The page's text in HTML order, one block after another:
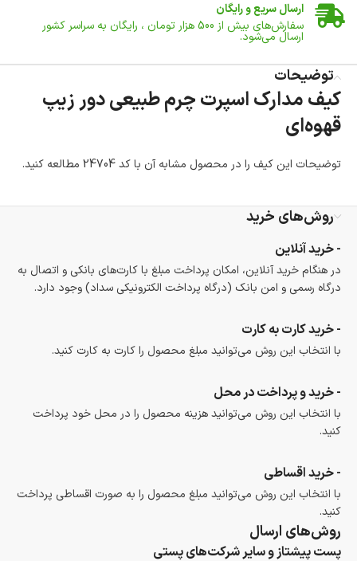
ارسال سریع و رایگان
سفارش‌های بیش از 500 هزار تومان ، رایگان به سراسر کشور
ارسال می‌شود.
تا 14 روز پس از تحویل کالا می‌توانید آن را برگشت دهید.
امکان پرداخت در محل
در هنگام خرید محصول، امکان انتخاب پرداخت در محل
وجود دارد.
خرید اقساطی با شرایط آسان و بدون ضامن امکان‌پذیر
گارانتی معتبر برای تمامی محصولات ارائه می‌شود.
توضیحات
کیف مدارک اسپرت چرم طبیعی دور زیپ
قهوه‌ای
توضیحات این کیف را در محصول مشابه آن با کد 24704 مطالعه کنید.
روش‌های خرید
- خرید آنلاین
در هنگام خرید آنلاین، امکان پرداخت مبلغ با کارت‌های بانکی و اتصال به
درگاه رسمی و امن بانک (درگاه پرداخت الکترونیکی سداد) وجود دارد.
- خرید کارت به کارت
با انتخاب این روش می‌توانید مبلغ محصول را کارت به کارت کنید.
- خرید و پرداخت در محل
با انتخاب این روش می‌توانید هزینه محصول را در محل خود پرداخت
کنید.
- خرید اقساطی
با انتخاب این روش می‌توانید مبلغ محصول را به صورت اقساطی پرداخت
کنید.
روش‌های ارسال
پست پیشتاز و سایر شرکت‌های پستی